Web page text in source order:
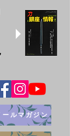
ールマガジン